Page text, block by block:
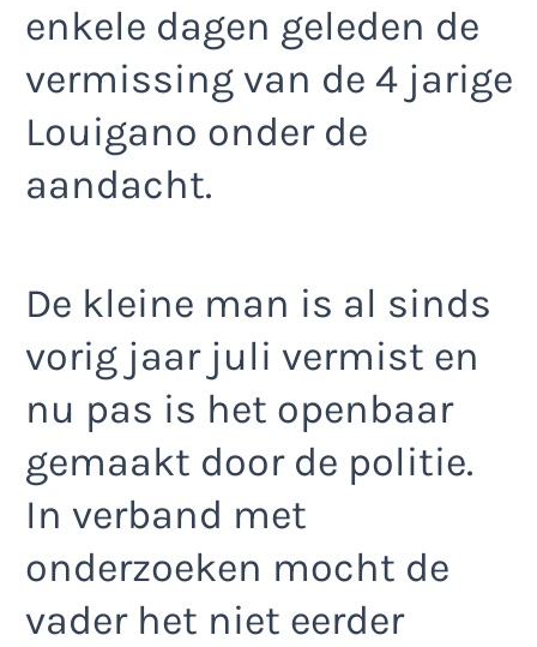
enkele dagen geleden de
vermissing van de 4 jarige
Louigano onder de
aandacht.
De kleine man is al sinds
vorig jaar juli vermist en
nu pas is het openbaar
gemaakt door de politie.
In verband met
onderzoeken mocht de
vader het niet eerder